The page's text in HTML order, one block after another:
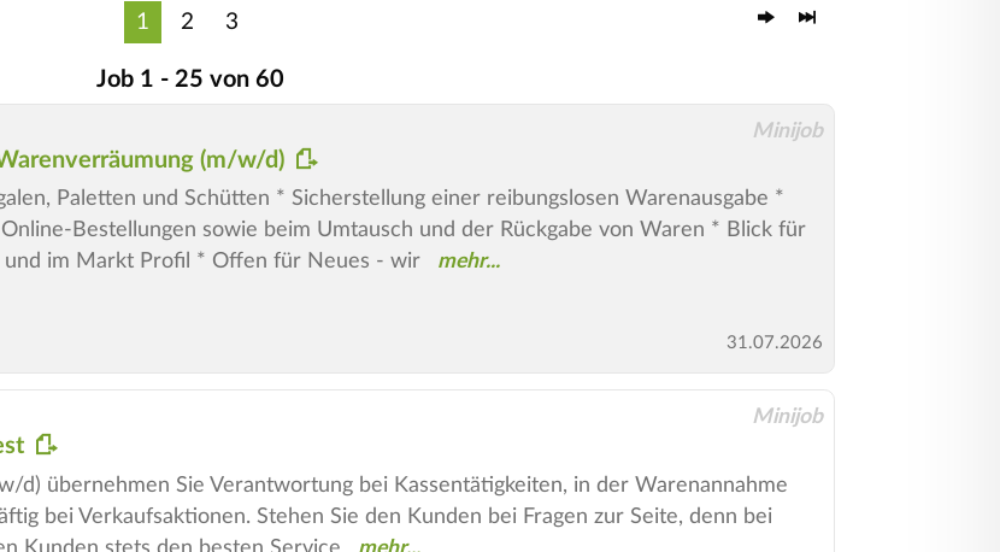
1 2 3
Job 1 - 25 von 60
Minijob
(m/w/d)
Paletten und Schütten * Sicherstellung einer reibungslosen Warenausgabe *
Bestellungen sowie beim Umtausch und der Rückgabe von Waren * Blick für
und im Markt Profil * Offen für Neues - wir
31.07.2026
Minijob
d) übernehmen Sie Verantwortung bei Kassentätigkeiten, in der Warenannahme
bei Verkaufsaktionen. Stehen Sie den Kunden bei Fragen zur Seite, denn bei
Kunden stets den besten Service